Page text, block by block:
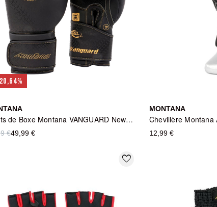
Gants de Boxe Montana VANGUARD NewCode
€49,99 €
MONTANA
12,99 €
favorite_border